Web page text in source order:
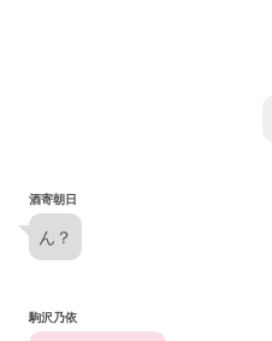
酒寄朝日
ん？
駒沢乃依